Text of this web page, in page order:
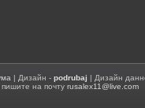
| Дизайн -podrubaj | Дизайн
пишите на почтуrusalex11@live.com